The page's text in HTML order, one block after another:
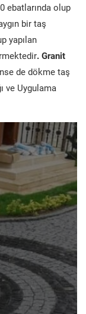
ebatlarında olup
bir taş
yapılan
. Granit
de dökme taş
ve Uygulama